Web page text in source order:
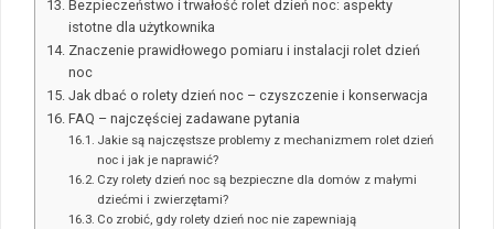
Bezpieczeństwo i trwałość rolet dzień noc: aspekty
istotne dla użytkownika
Znaczenie prawidłowego pomiaru i instalacji rolet dzień
noc
Jak dbać o rolety dzień noc – czyszczenie i konserwacja
FAQ – najczęściej zadawane pytania
Jakie są najczęstsze problemy z mechanizmem rolet dzień
noc i jak je naprawić?
Czy rolety dzień noc są bezpieczne dla domów z małymi
dziećmi i zwierzętami?
Co zrobić, gdy rolety dzień noc nie zapewniają